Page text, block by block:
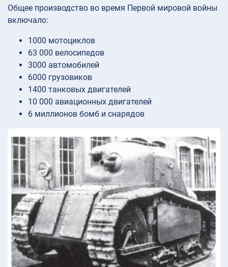
Общее производство во время Первой мировой войны
включало:
1000 мотоциклов
63 000 велосипедов
3000 автомобилей
6000 грузовиков
1400 танковых двигателей
10 000 авиационных двигателей
6 миллионов бомб и снарядов